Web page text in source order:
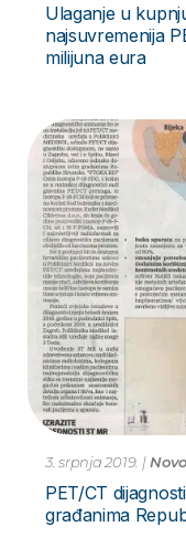
Ulaganje u
najsuvremenija
milijuna eura
3. srpnja 2019. |
PET/CT
građanima